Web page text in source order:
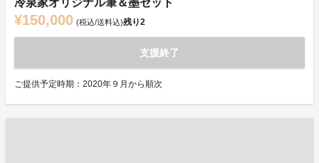
¥150,000 (税込/送料込)残り2
支援終了
ご提供予定時期：2020年９月から順次